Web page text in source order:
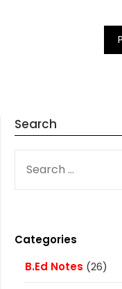
Search
FOR:
Categories
B.Ed Notes (26)